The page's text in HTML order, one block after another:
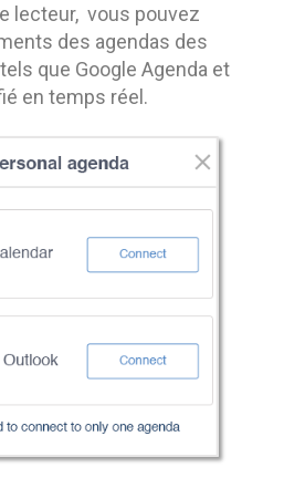
lecteur, vous pouvez
des agendas des
que Google Agenda et
en temps réel.